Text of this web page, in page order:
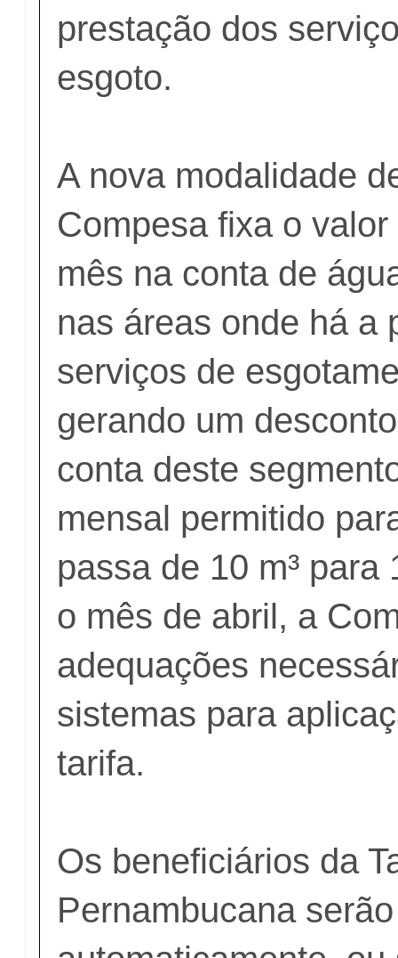
prestação dos
esgoto.
A nova modalidade
Compesa fixa o
mês na conta de
nas áreas onde há a
serviços de
gerando um
conta deste
mensal permitido
passa de 10 m³ para
o mês de abril, a
adequações
sistemas para
tarifa.
Os beneficiários da
Pernambucana